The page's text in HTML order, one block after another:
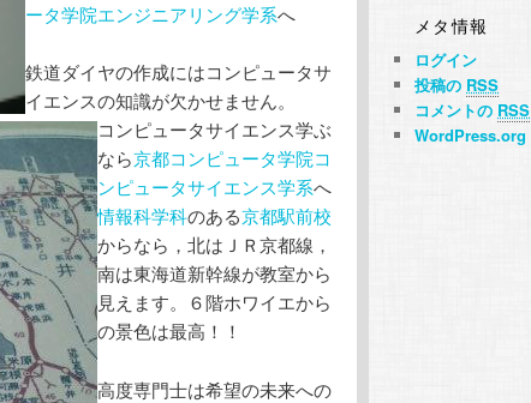
ータ学院エンジニアリング学系へ
鉄道ダイヤの作成にはコンピュータサ
イエンスの知識が欠かせません。
コンピュータサイエンス学ぶ
なら京都コンピュータ学院コ
ンピュータサイエンス学系へ
情報科学科のある京都駅前校
からなら，北はＪＲ京都線，
南は東海道新幹線が教室から
見えます。６階ホワイエから
の景色は最高！！
高度専門士は希望の未来への
メタ情報
ログイン
投稿の RSS
コメントの RSS
WordPress.org